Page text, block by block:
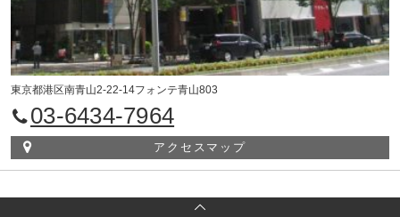
東京都港区南青山2-22-14フォンテ青山803
03-6434-7964
アクセスマップ